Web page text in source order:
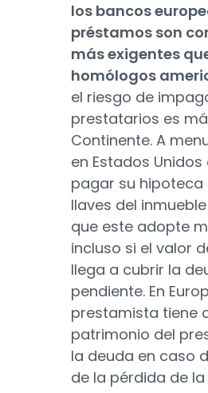
los bancos
préstamos son
más exigentes
homólogos
el riesgo de
prestatarios es
Continente. A
en Estados
pagar su hipoteca
llaves del
que este adopte
incluso si el valor
llega a cubrir la
pendiente. En
prestamista tiene
patrimonio del
la deuda en caso
de la pérdida de